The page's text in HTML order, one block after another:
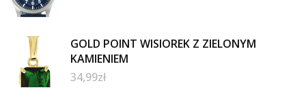
GOLD POINT WISIOREK Z ZIELONYM
KAMIENIEM
34,99zł